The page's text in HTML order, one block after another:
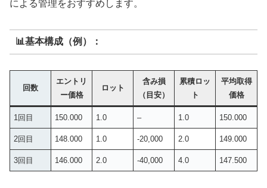
による管理をおすすめします。
📊基本構成（例）：
回数
エントリ
ー価格
ロット
含み損
（目安）
累積ロッ
ト
平均取得
価格
1回目 150.000 1.0 – 1.0 150.000
2回目 148.000 1.0 -20,000 2.0 149.000
3回目 146.000 2.0 -40,000 4.0 147.500